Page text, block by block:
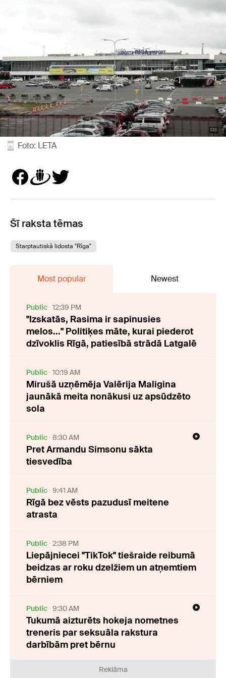
Foto: LETA
Šī raksta tēmas
Starptautiskā lidosta "Rīga"
Most popular Newest
Public 12:39 PM
"Izskatās, Rasima ir sapinusies
melos..." Politiķes māte, kurai piederot
dzīvoklis Rīgā, patiesībā strādā Latgalē
Public 10:19 AM
Mirušā uzņēmēja Valērija Maligina
jaunākā meita nonākusi uz apsūdzēto
sola
Public 8:30 AM
Pret Armandu Simsonu sākta
tiesvedība
Public 9:41 AM
Rīgā bez vēsts pazudusī meitene
atrasta
Public 2:38 PM
Liepājniecei "TikTok" tiešraide reibumā
beidzas ar roku dzelžiem un atņemtiem
bērniem
Public 9:30 AM
Tukumā aizturēts hokeja nometnes
treneris par seksuāla rakstura
darbībām pret bērnu
Reklāma